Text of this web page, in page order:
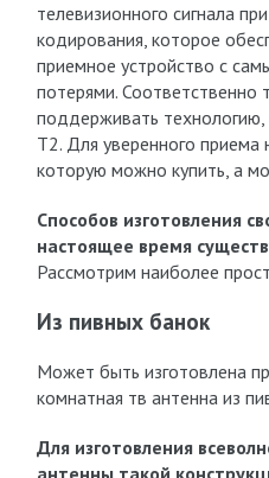
телевизионного сигнала
кодирования, которое
приемное устройство с
потерями. Соответственно
поддерживать технологию,
T2. Для уверенного приема
которую можно купить, а
Способов изготовления
настоящее время
Рассмотрим наиболее
Из пивных банок
Может быть изготовлена
комнатная тв антенна из
Для изготовления
антенны такой